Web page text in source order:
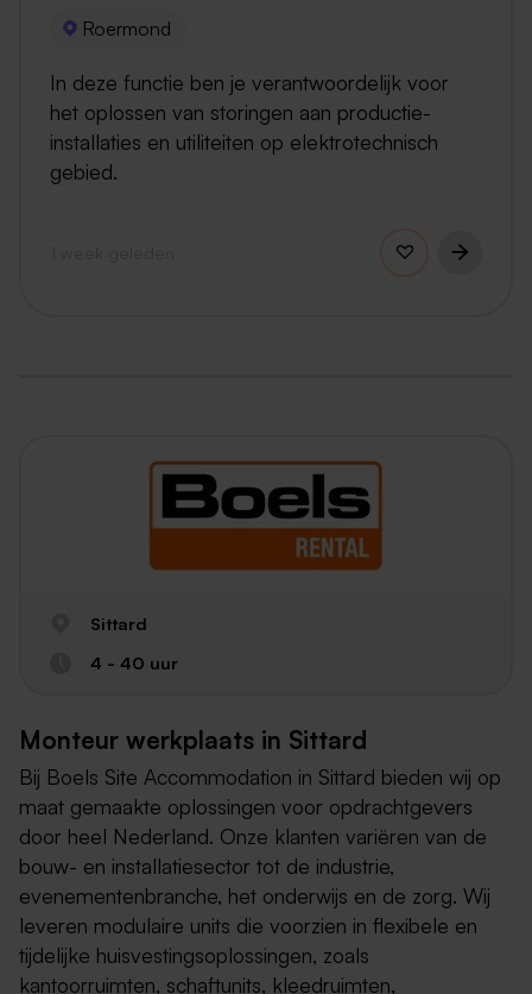
Roermond
In deze functie ben je verantwoordelijk voor
het oplossen van storingen aan productie-
installaties en utiliteiten op elektrotechnisch
gebied.
Sittard
4 - 40 uur
Monteur werkplaats in Sittard
Bij Boels Site Accommodation in Sittard bieden wij op
maat gemaakte oplossingen voor opdrachtgevers
door heel Nederland. Onze klanten variëren van de
bouw- en installatiesector tot de industrie,
evenementenbranche, het onderwijs en de zorg. Wij
leveren modulaire units die voorzien in flexibele en
tijdelijke huisvestingsoplossingen, zoals
kantoorruimten, schaftunits, kleedruimten,